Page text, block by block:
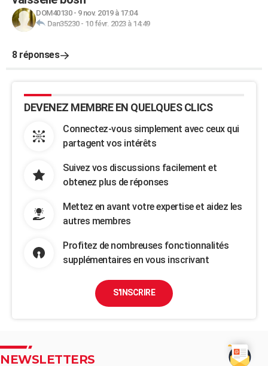
DOM40130- 9 nov. 2019 à 17:04
Dan35230- 10 févr. 2023 à 14:49
8 réponses
DEVENEZ MEMBRE EN QUELQUES CLICS
Connectez-vous simplement avec ceux qui
partagent vos intérêts
Suivez vos discussions facilement et
obtenez plus de réponses
Mettez en avant votre expertise et aidez les
autres membres
Profitez de nombreuses fonctionnalités
supplémentaires en vous inscrivant
S'INSCRIRE
NEWSLETTERS